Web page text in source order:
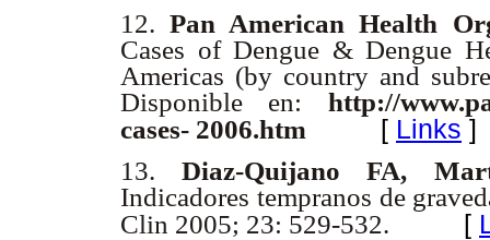
12.Pan American Health
Cases of Dengue & Dengue
Americas (by country and
Disponible en: http://
cases- 2006.htm
[ Links ]
13.Diaz-Quijano FA,
Indicadores tempranos de
Clin 2005; 23: 529-532.
[